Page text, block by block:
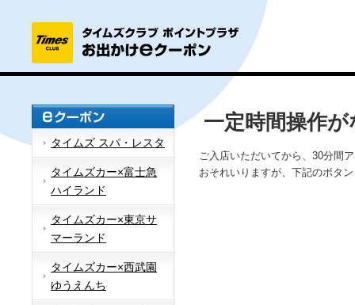
タイムズ スパ・レスタ
タイムズカー×富士急
ハイランド
タイムズカー×東京サ
マーランド
タイムズカー×西武園
ゆうえんち
一定時間操作
ご入店いただいてから、30分間
おそれいりますが、下記のボタ